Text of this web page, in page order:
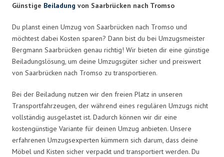
Günstige Beiladung von Saarbrücken nach Tromso
Du planst einen Umzug von Saarbrücken nach Tromso und
möchtest dabei Kosten sparen? Dann bist du bei Umzugsmeister
Bergmann Saarbrücken genau richtig! Wir bieten dir eine günstige
Beiladungslösung, um deine Umzugsgüter sicher und preiswert
von Saarbrücken nach Tromso zu transportieren.
Bei der Beiladung nutzen wir den freien Platz in unseren
Transportfahrzeugen, der während eines regulären Umzugs nicht
vollständig ausgelastet ist. Dadurch können wir dir eine
kostengünstige Variante für deinen Umzug anbieten. Unsere
erfahrenen Umzugsexperten kümmern sich darum, dass deine
Möbel und Kisten sicher verpackt und transportiert werden. Du